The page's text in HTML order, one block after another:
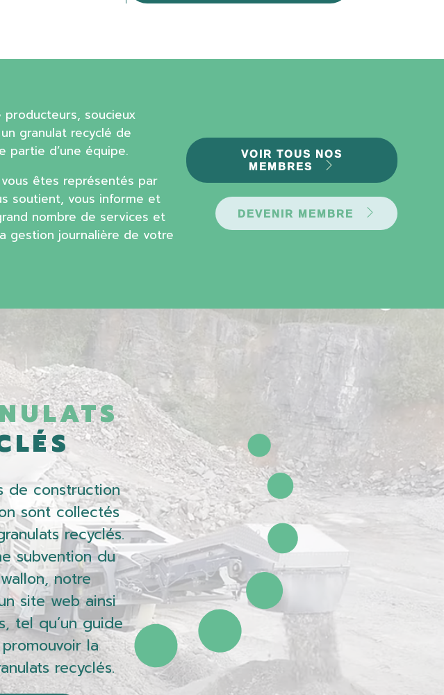
producteurs, soucieux
granulat recyclé de
partie d’une équipe.
vous êtes représentés par
soutient, vous informe et
nombre de services et
gestion journalière de votre
VOIR TOUS NOS
MEMBRES
DEVENIR MEMBRE
de construction
sont collectés
recyclés.
subvention du
notre
site web ainsi
tel qu’un guide
la
recyclés.